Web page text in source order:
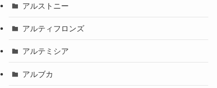
アルストニー
アルティフロンズ
アルテミシア
アルブカ